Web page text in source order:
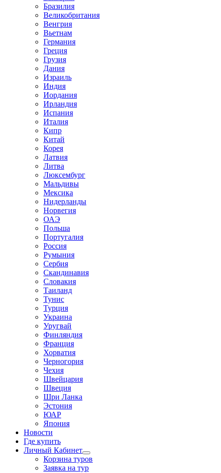
Бразилия
Великобритания
Венгрия
Вьетнам
Германия
Греция
Грузия
Дания
Израиль
Индия
Иордания
Ирландия
Испания
Италия
Кипр
Китай
Корея
Латвия
Литва
Люксембург
Мальдивы
Мексика
Нидерланды
Норвегия
ОАЭ
Польша
Португалия
Россия
Румыния
Сербия
Скандинавия
Словакия
Таиланд
Тунис
Турция
Украина
Уругвай
Финляндия
Франция
Хорватия
Черногория
Чехия
Швейцария
Швеция
Шри Ланка
Эстония
ЮАР
Япония
Новости
Где купить
Личный Кабинет
Корзина туров
Заявка на тур